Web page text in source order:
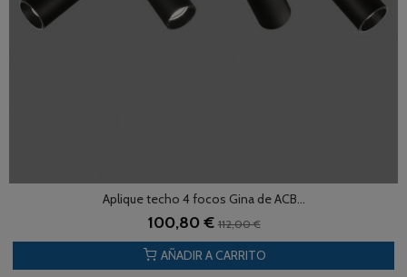
Aplique techo 4 focos Gina de ACB...
100,80 €112,00 €
AÑADIR A CARRITO